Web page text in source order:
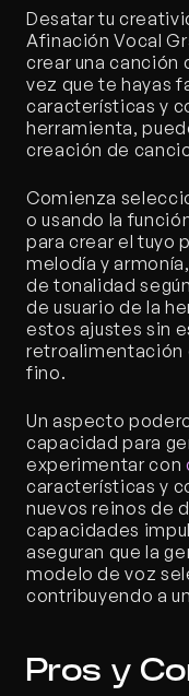
Desatar tu
Afinación Vocal
crear una canción
vez que te hayas
características y
herramienta,
creación de
Comienza
o usando la
para crear el tuyo
melodía y
de tonalidad
de usuario de la
estos ajustes sin
retroalimentación
fino.
Un aspecto
capacidad para
experimentar con
características y
nuevos reinos de
capacidades
aseguran que la
modelo de voz
contribuyendo a
Pros y